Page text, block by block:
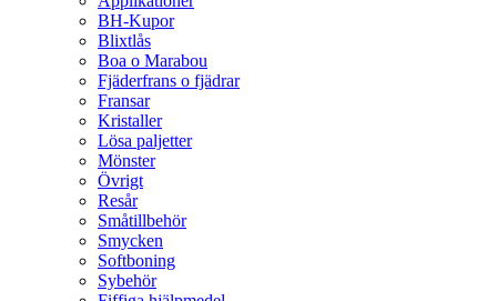
BH-Kupor
Blixtlås
Boa o Marabou
Fjäderfrans o fjädrar
Fransar
Kristaller
Lösa paljetter
Mönster
Övrigt
Resår
Småtillbehör
Smycken
Softboning
Sybehör